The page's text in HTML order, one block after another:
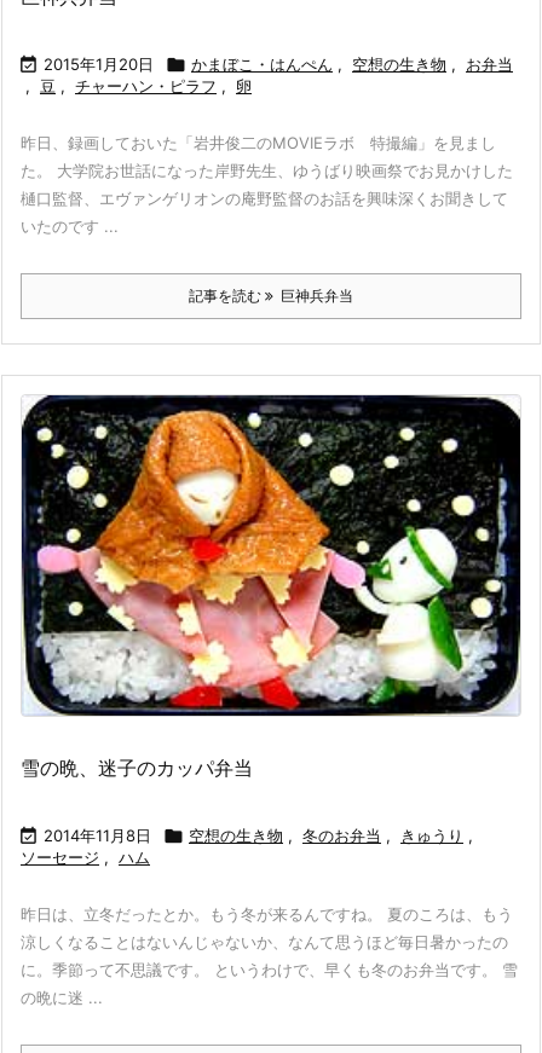
 2015年1月20日  かまぼこ・はんぺん , 空想の生き物 ,
お弁当
, 豆 , チャーハン・ピラフ , 卵
昨日、録画しておいた「岩井俊二のMOVIEラボ 特撮編」を見まし
た。 大学院お世話になった岸野先生、ゆうばり映画祭でお見かけした
樋口監督、エヴァンゲリオンの庵野監督のお話を興味深くお聞きして
いたのです ...
記事を読む 巨神兵弁当
雪の晩、迷子のカッパ弁当
 2014年11月8日  空想の生き物 , 冬のお弁当 , きゅうり ,
ソーセージ , ハム
昨日は、立冬だったとか。もう冬が来るんですね。 夏のころは、もう
涼しくなることはないんじゃないか、なんて思うほど毎日暑かったの
に。季節って不思議です。 というわけで、早くも冬のお弁当です。 雪
の晩に迷 ...